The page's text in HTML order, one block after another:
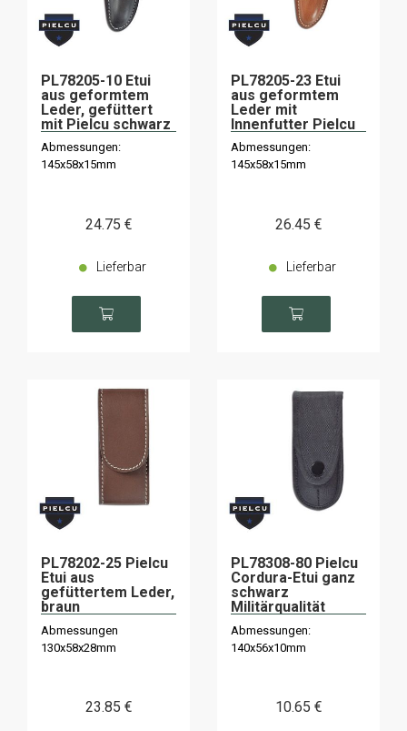
PL78205-10 Etui
aus geformtem
Leder, gefüttert
mit Pielcu schwarz
Abmessungen:
145x58x15mm
24.75 €
Lieferbar
PL78205-23 Etui
aus geformtem
Leder mit
Innenfutter Pielcu
braun
Abmessungen:
145x58x15mm
26.45 €
Lieferbar
PL78202-25 Pielcu
Etui aus
gefüttertem Leder,
braun
Abmessungen
130x58x28mm
23.85 €
PL78308-80 Pielcu
Cordura-Etui ganz
schwarz
Militärqualität
Abmessungen:
140x56x10mm
10.65 €